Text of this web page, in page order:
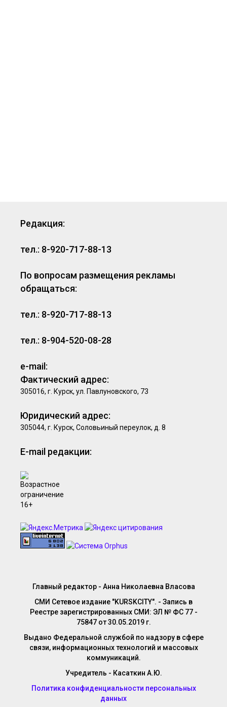
Редакция:
тел.: 8-920-717-88-13
По вопросам размещения рекламы
обращаться:
тел.: 8-920-717-88-13
тел.: 8-904-520-08-28
e-mail:
Фактический адрес:
305016, г. Курск, ул. Павлуновского, 73
Юридический адрес:
305044, г. Курск, Соловьиный переулок, д. 8
E-mail редакции:
Главный редактор - Анна Николаевна Власова
СМИ Сетевое издание "KURSKCITY". - Запись в
Реестре зарегистрированных СМИ: ЭЛ № ФС 77 -
75847 от 30.05.2019 г.
Выдано Федеральной службой по надзору в сфере
связи, информационных технологий и массовых
коммуникаций.
Учредитель - Касаткин А.Ю.
Политика конфиденциальности персональных
данных